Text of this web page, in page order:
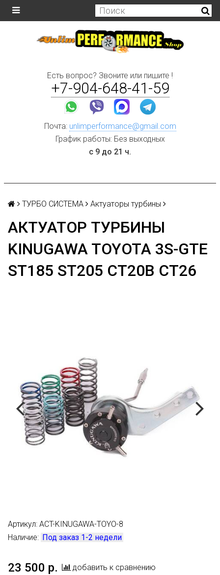
Есть вопрос? Звоните или пишите !
+7-904-648-41-59
Почта: unlimperformance@gmail.com
График работы: Без выходных
с 9 до 21 ч.
ТУРБО СИСТЕМА Актуаторы турбины
АКТУАТОР ТУРБИНЫ
KINUGAWA TOYOTA 3S-GTE
ST185 ST205 CT20B CT26
Артикул: ACT-KINUGAWA-TOYO-8
Наличие: Под заказ 1-2 недели
23 500 р. добавить к сравнению